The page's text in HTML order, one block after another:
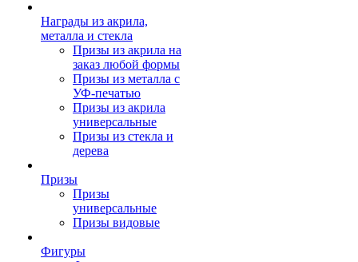
Награды из акрила,
металла и стекла
Призы из акрила на
заказ любой формы
Призы из металла с
УФ-печатью
Призы из акрила
универсальные
Призы из стекла и
дерева
Призы
Призы
универсальные
Призы видовые
Фигуры